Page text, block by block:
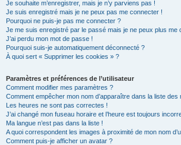
Je souhaite m’enregistrer, mais je n’y parviens pas !
Je suis enregistré mais je ne peux pas me connecter !
Pourquoi ne puis-je pas me connecter ?
Je me suis enregistré par le passé mais je ne peux plus me
J’ai perdu mon mot de passe !
Pourquoi suis-je automatiquement déconnecté ?
À quoi sert « Supprimer les cookies » ?
Paramètres et préférences de l’utilisateur
Comment modifier mes paramètres ?
Comment empêcher mon nom d’apparaître dans la liste
Les heures ne sont pas correctes !
J’ai changé mon fuseau horaire et l’heure est toujours
Ma langue n’est pas dans la liste !
A quoi correspondent les images à proximité de mon nom
Comment puis-je afficher un avatar ?